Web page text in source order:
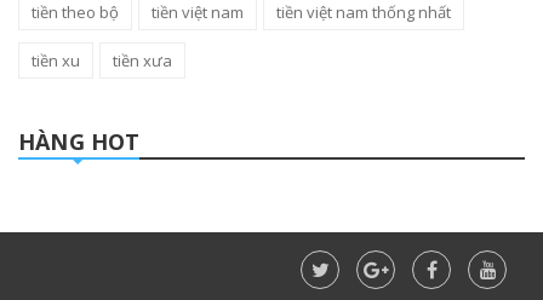
tiền theo bộ tiền việt nam tiền việt nam thống nhất
tiền xu tiền xưa
HÀNG HOT